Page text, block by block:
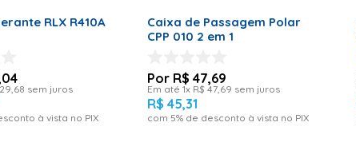
RLX R410A
04
29 68 sem juros
à vista no PIX
Caixa de Passagem Polar
CPP 010 2 em 1
R$ 47,69
Em até 1x R$ 47, 69 sem juros
R$ 45,31
com 5% de desconto à vista no PIX